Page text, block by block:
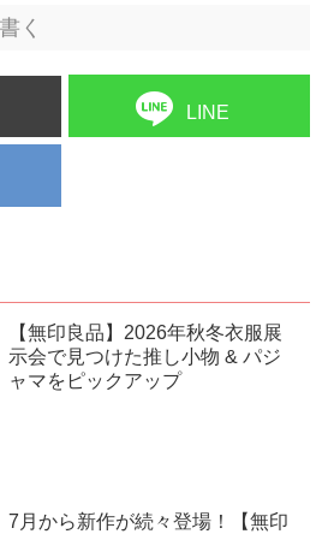
く
LINE
【無印良品】2026年秋冬衣服展
示会で見つけた推し小物 & パジ
ャマをピックアップ
7月から新作が続々登場！【無印